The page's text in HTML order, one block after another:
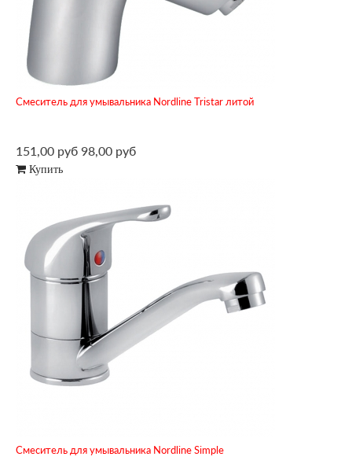
Смеситель для умывальника Nordline Tristar литой
151,00 руб 98,00 руб
Купить
Смеситель для умывальника Nordline Simple